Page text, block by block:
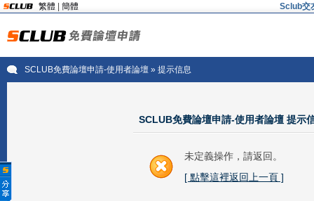
繁體 簡體 Sclub交
SCLUB免費論壇申請-使用者論壇» 提示信息
SCLUB免費論壇申請-使用者論壇 提示
未定義操作，請返回。
[ 點擊這裡返回上一頁 ]